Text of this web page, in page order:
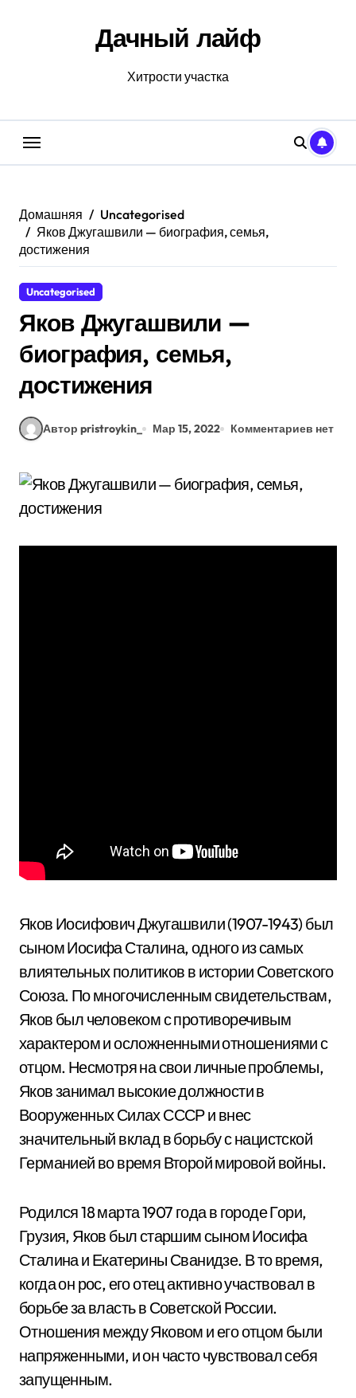
Дачный лайф
Хитрости участка
Домашняя
Uncategorised
Яков Джугашвили — биография, семья,
достижения
Uncategorised
Яков Джугашвили —
биография, семья,
достижения
Автор pristroykin_ Мар 15, 2022 Комментариев нет
Яков Иосифович Джугашвили (1907-1943) был
сыном Иосифа Сталина, одного из самых
влиятельных политиков в истории Советского
Союза. По многочисленным свидетельствам,
Яков был человеком с противоречивым
характером и осложненными отношениями с
отцом. Несмотря на свои личные проблемы,
Яков занимал высокие должности в
Вооруженных Силах СССР и внес
значительный вклад в борьбу с нацистской
Германией во время Второй мировой войны.
Родился 18 марта 1907 года в городе Гори,
Грузия, Яков был старшим сыном Иосифа
Сталина и Екатерины Сванидзе. В то время,
когда он рос, его отец активно участвовал в
борьбе за власть в Советской России.
Отношения между Яковом и его отцом были
напряженными, и он часто чувствовал себя
запущенным.